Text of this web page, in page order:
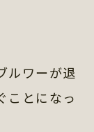
ルワーが退
ことになっ